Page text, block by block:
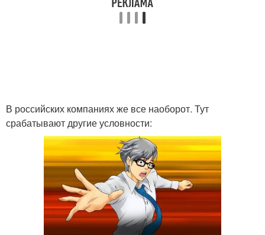
В российских компаниях же все наоборот. Тут
срабатывают другие условности: